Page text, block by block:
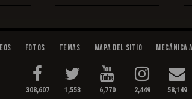
Fotos Temas Mapa del Sitio Mecánica
308,607 1,553 6,770 2,449 58,149